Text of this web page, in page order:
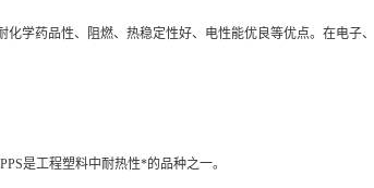
学药品性、阻燃、热稳定性好、电性能优良等优点。在电子
是工程塑料中耐热性*的品种之一。